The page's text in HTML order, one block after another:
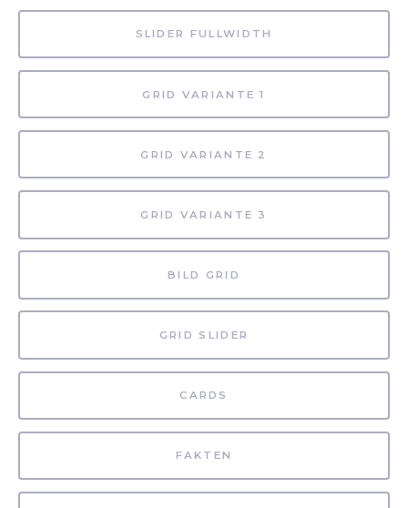
SLIDER FULLWIDTH
GRID VARIANTE 1
GRID VARIANTE 2
GRID VARIANTE 3
BILD GRID
GRID SLIDER
CARDS
FAKTEN